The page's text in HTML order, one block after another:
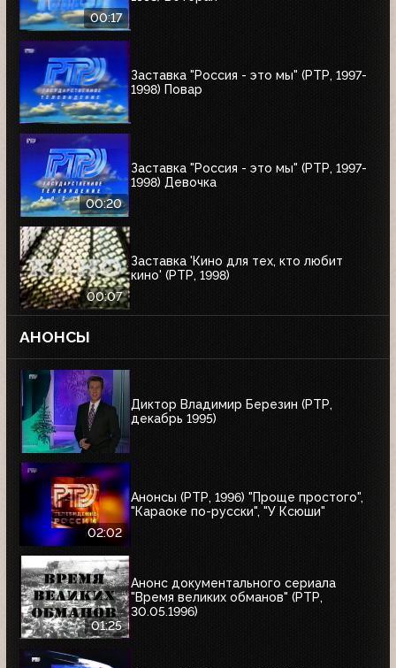
00:17
Заставка "Россия - это мы" (РТР, 1997-
1998) Повар
00:20
Заставка "Россия - это мы" (РТР, 1997-
1998) Девочка
00:07
Заставка 'Кино для тех, кто любит
кино' (РТР, 1998)
АНОНСЫ
Диктор Владимир Березин (РТР,
декабрь 1995)
02:02
Анонсы (РТР, 1996) "Проще простого",
"Караоке по-русски", "У Ксюши"
01:25
Анонс документального сериала
"Время великих обманов" (РТР,
30.05.1996)